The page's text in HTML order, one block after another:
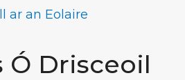
Ó Drisceoil
ar an Eolaire